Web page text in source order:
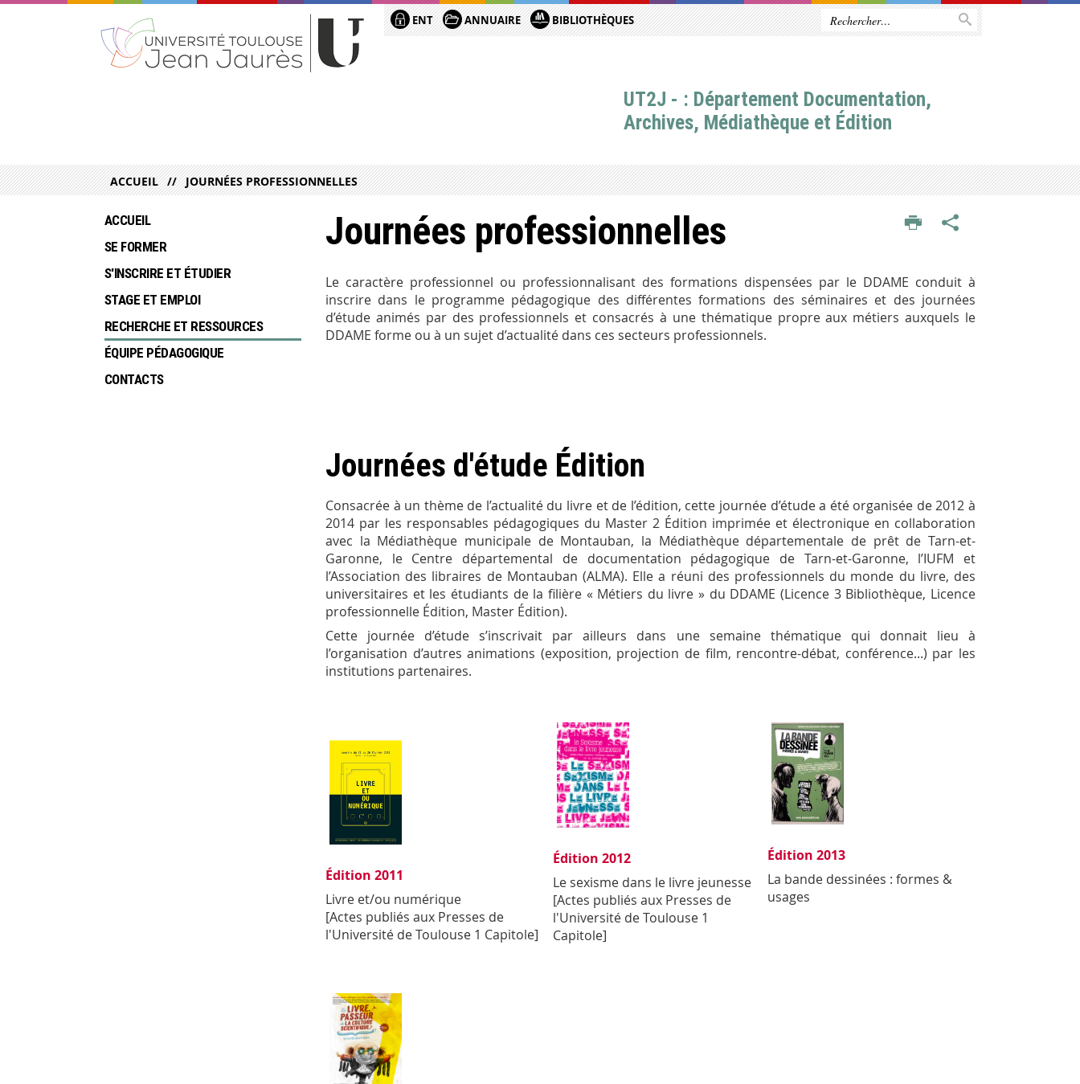
ENT ANNUAIRE BIBLIOTHÈQUES
UT2J - : Département Documentation,
Archives, Médiathèque et Édition
ACCUEIL JOURNÉES PROFESSIONNELLES
Journées professionnelles
Le caractère professionnel ou professionnalisant des formations dispensées par le DDAME conduit à
inscrire dans le programme pédagogique des différentes formations des séminaires et des journées
d’étude animés par des professionnels et consacrés à une thématique propre aux métiers auxquels le
DDAME forme ou à un sujet d’actualité dans ces secteurs professionnels.
Journées d'étude Édition
Consacrée à un thème de l’actualité du livre et de l’édition, cette journée d’étude a été organisée de 2012 à
2014 par les responsables pédagogiques du Master 2 Édition imprimée et électronique en collaboration
avec la Médiathèque municipale de Montauban, la Médiathèque départementale de prêt de Tarn-et-
Garonne, le Centre départemental de documentation pédagogique de Tarn-et-Garonne, l’IUFM et
l’Association des libraires de Montauban (ALMA). Elle a réuni des professionnels du monde du livre, des
universitaires et les étudiants de la filière « Métiers du livre » du DDAME (Licence 3 Bibliothèque, Licence
professionnelle Édition, Master Édition).
Cette journée d’étude s’inscrivait par ailleurs dans une semaine thématique qui donnait lieu à
l’organisation d’autres animations (exposition, projection de film, rencontre-débat, conférence...) par les
institutions partenaires.
Édition 2011
Livre et/ou numérique
[Actes publiés aux Presses de
l'Université de Toulouse 1 Capitole]
Édition 2012
Le sexisme dans le livre jeunesse
[Actes publiés aux Presses de
l'Université de Toulouse 1
Capitole]
Édition 2013
La bande dessinées : formes &
usages
ACCUEIL
SE FORMER
S'INSCRIRE ET ÉTUDIER
STAGE ET EMPLOI
RECHERCHE ET RESSOURCES
ÉQUIPE PÉDAGOGIQUE
CONTACTS